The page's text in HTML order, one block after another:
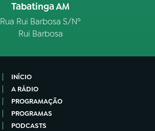
Tabatinga AM
Rua Rui Barbosa S/Nº
Rui Barbosa
INÍCIO
A RÁDIO
PROGRAMAÇÃO
PROGRAMAS
PODCASTS